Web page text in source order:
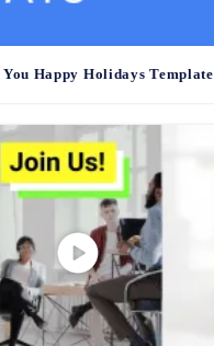
Happy Holidays Template